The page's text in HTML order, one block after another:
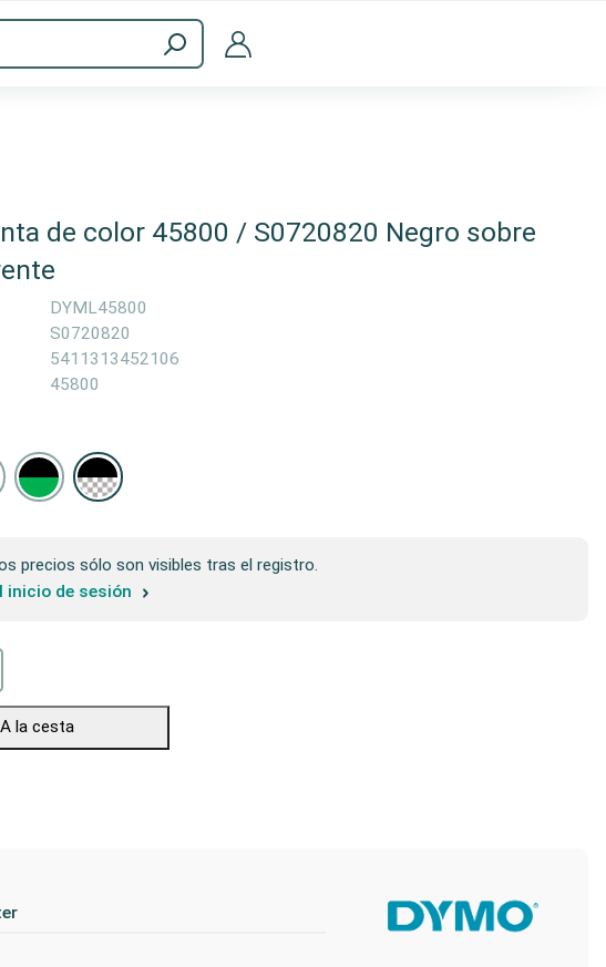
Accesorios informáticos
de color 45800 / S0720820 Negro sobre
DYML45800
S0720820
5411313452106
45800
precios sólo son visibles tras el registro.
inicio de sesión
A la cesta